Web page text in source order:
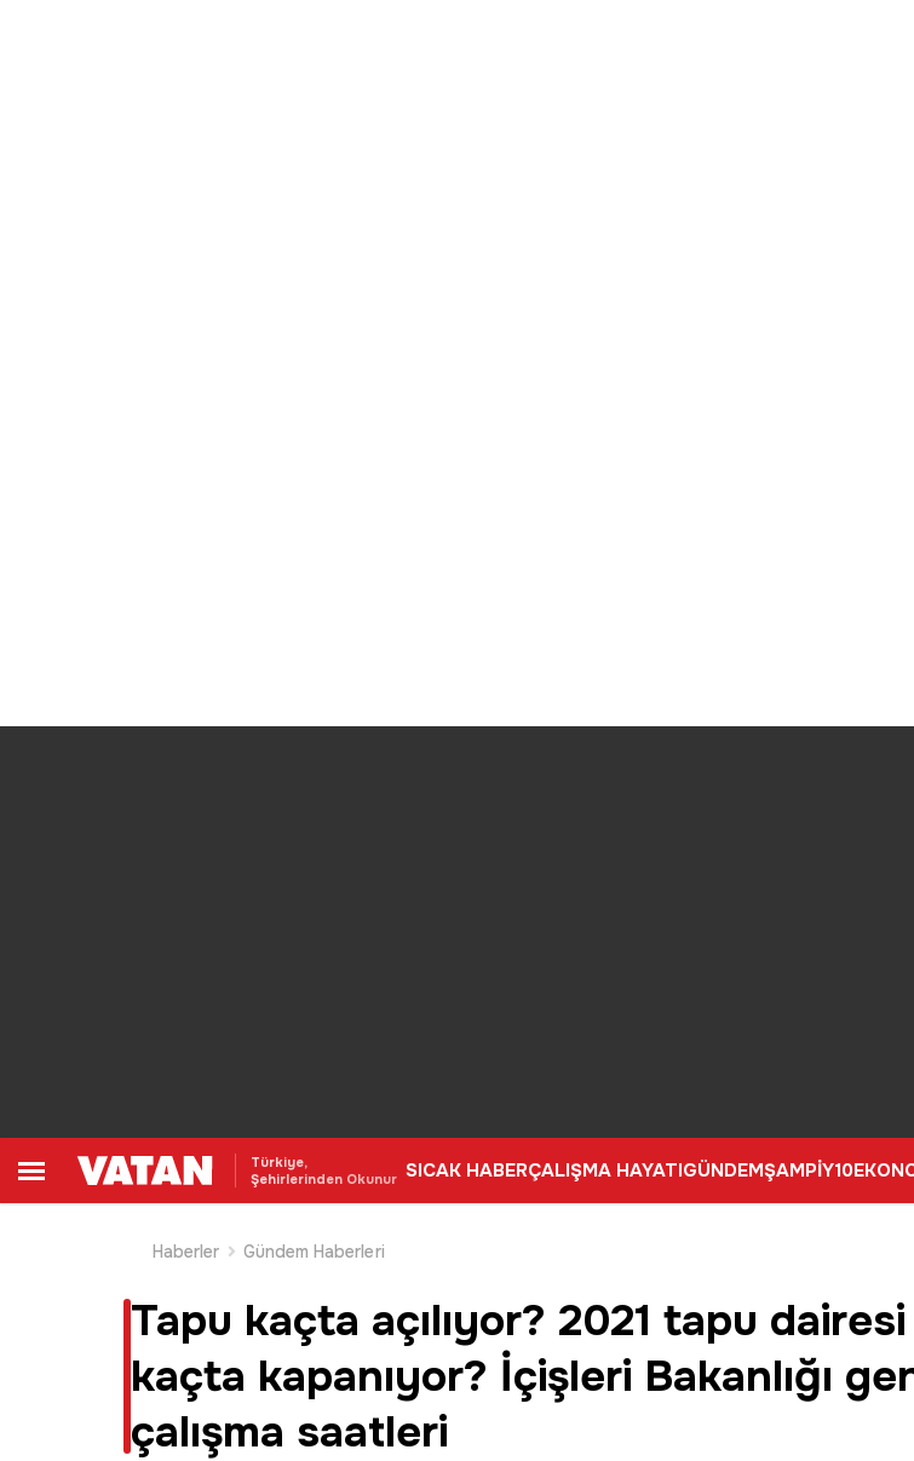
Türkiye,
Şehirlerinden Okunur SICAK HABERÇALIŞMA HAYATIGÜNDEMŞAMPİY10
Haberler
Gündem Haberleri
Tapu kaçta açılıyor? 2021 tapu
kaçta kapanıyor? İçişleri Bakanlığı
çalışma saatleri